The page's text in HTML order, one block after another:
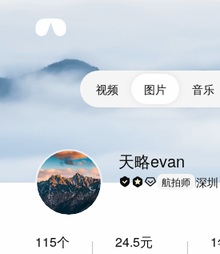
天略evan
航拍师 深圳
视频 图片 音乐
115个 24.5元